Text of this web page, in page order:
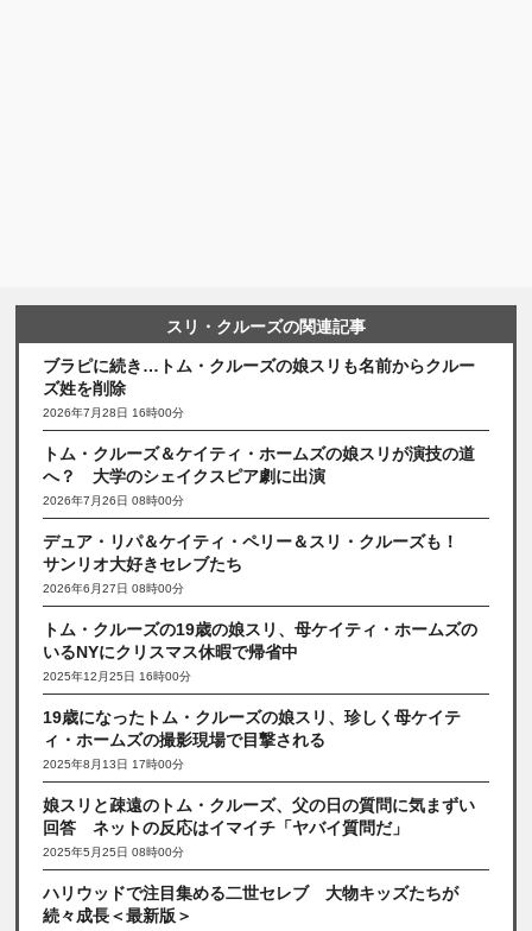
スリ・クルーズの関連記事
ブラピに続き…トム・クルーズの娘スリも名前からクルー
ズ姓を削除
2026年7月28日 16時00分
トム・クルーズ＆ケイティ・ホームズの娘スリが演技の道
へ？ 大学のシェイクスピア劇に出演
2026年7月26日 08時00分
デュア・リパ＆ケイティ・ペリー＆スリ・クルーズも！
サンリオ大好きセレブたち
2026年6月27日 08時00分
トム・クルーズの19歳の娘スリ、母ケイティ・ホームズの
いるNYにクリスマス休暇で帰省中
2025年12月25日 16時00分
19歳になったトム・クルーズの娘スリ、珍しく母ケイテ
ィ・ホームズの撮影現場で目撃される
2025年8月13日 17時00分
娘スリと疎遠のトム・クルーズ、父の日の質問に気まずい
回答 ネットの反応はイマイチ「ヤバイ質問だ」
2025年5月25日 08時00分
ハリウッドで注目集める二世セレブ 大物キッズたちが
続々成長＜最新版＞